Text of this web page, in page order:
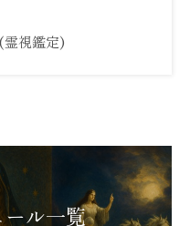
霊視鑑定)
ル一覧